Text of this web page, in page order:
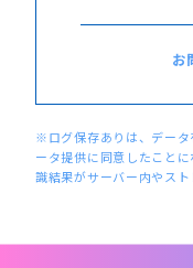
お
※ログ保存ありは、デー
ータ提供に同意したこと
識結果がサーバー内やス